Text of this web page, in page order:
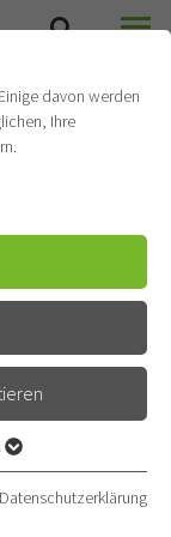
davon werden
Ihre
der
die Webseite
Datenschutzerklärung